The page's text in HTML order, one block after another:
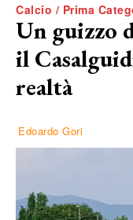
Calcio / Prima
Un guizzo
il
realtà
Edoardo Gori